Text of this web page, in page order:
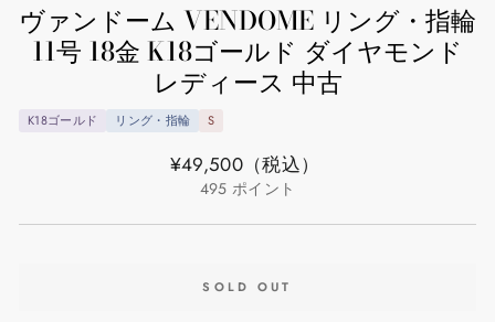
ヴァンドーム VENDOME リング・指輪
11号 18金 K18ゴールド ダイヤモンド
レディース 中古
K18ゴールド リング・指輪 S
通
¥49,500（税込）
495 ポイント
SOLD OUT